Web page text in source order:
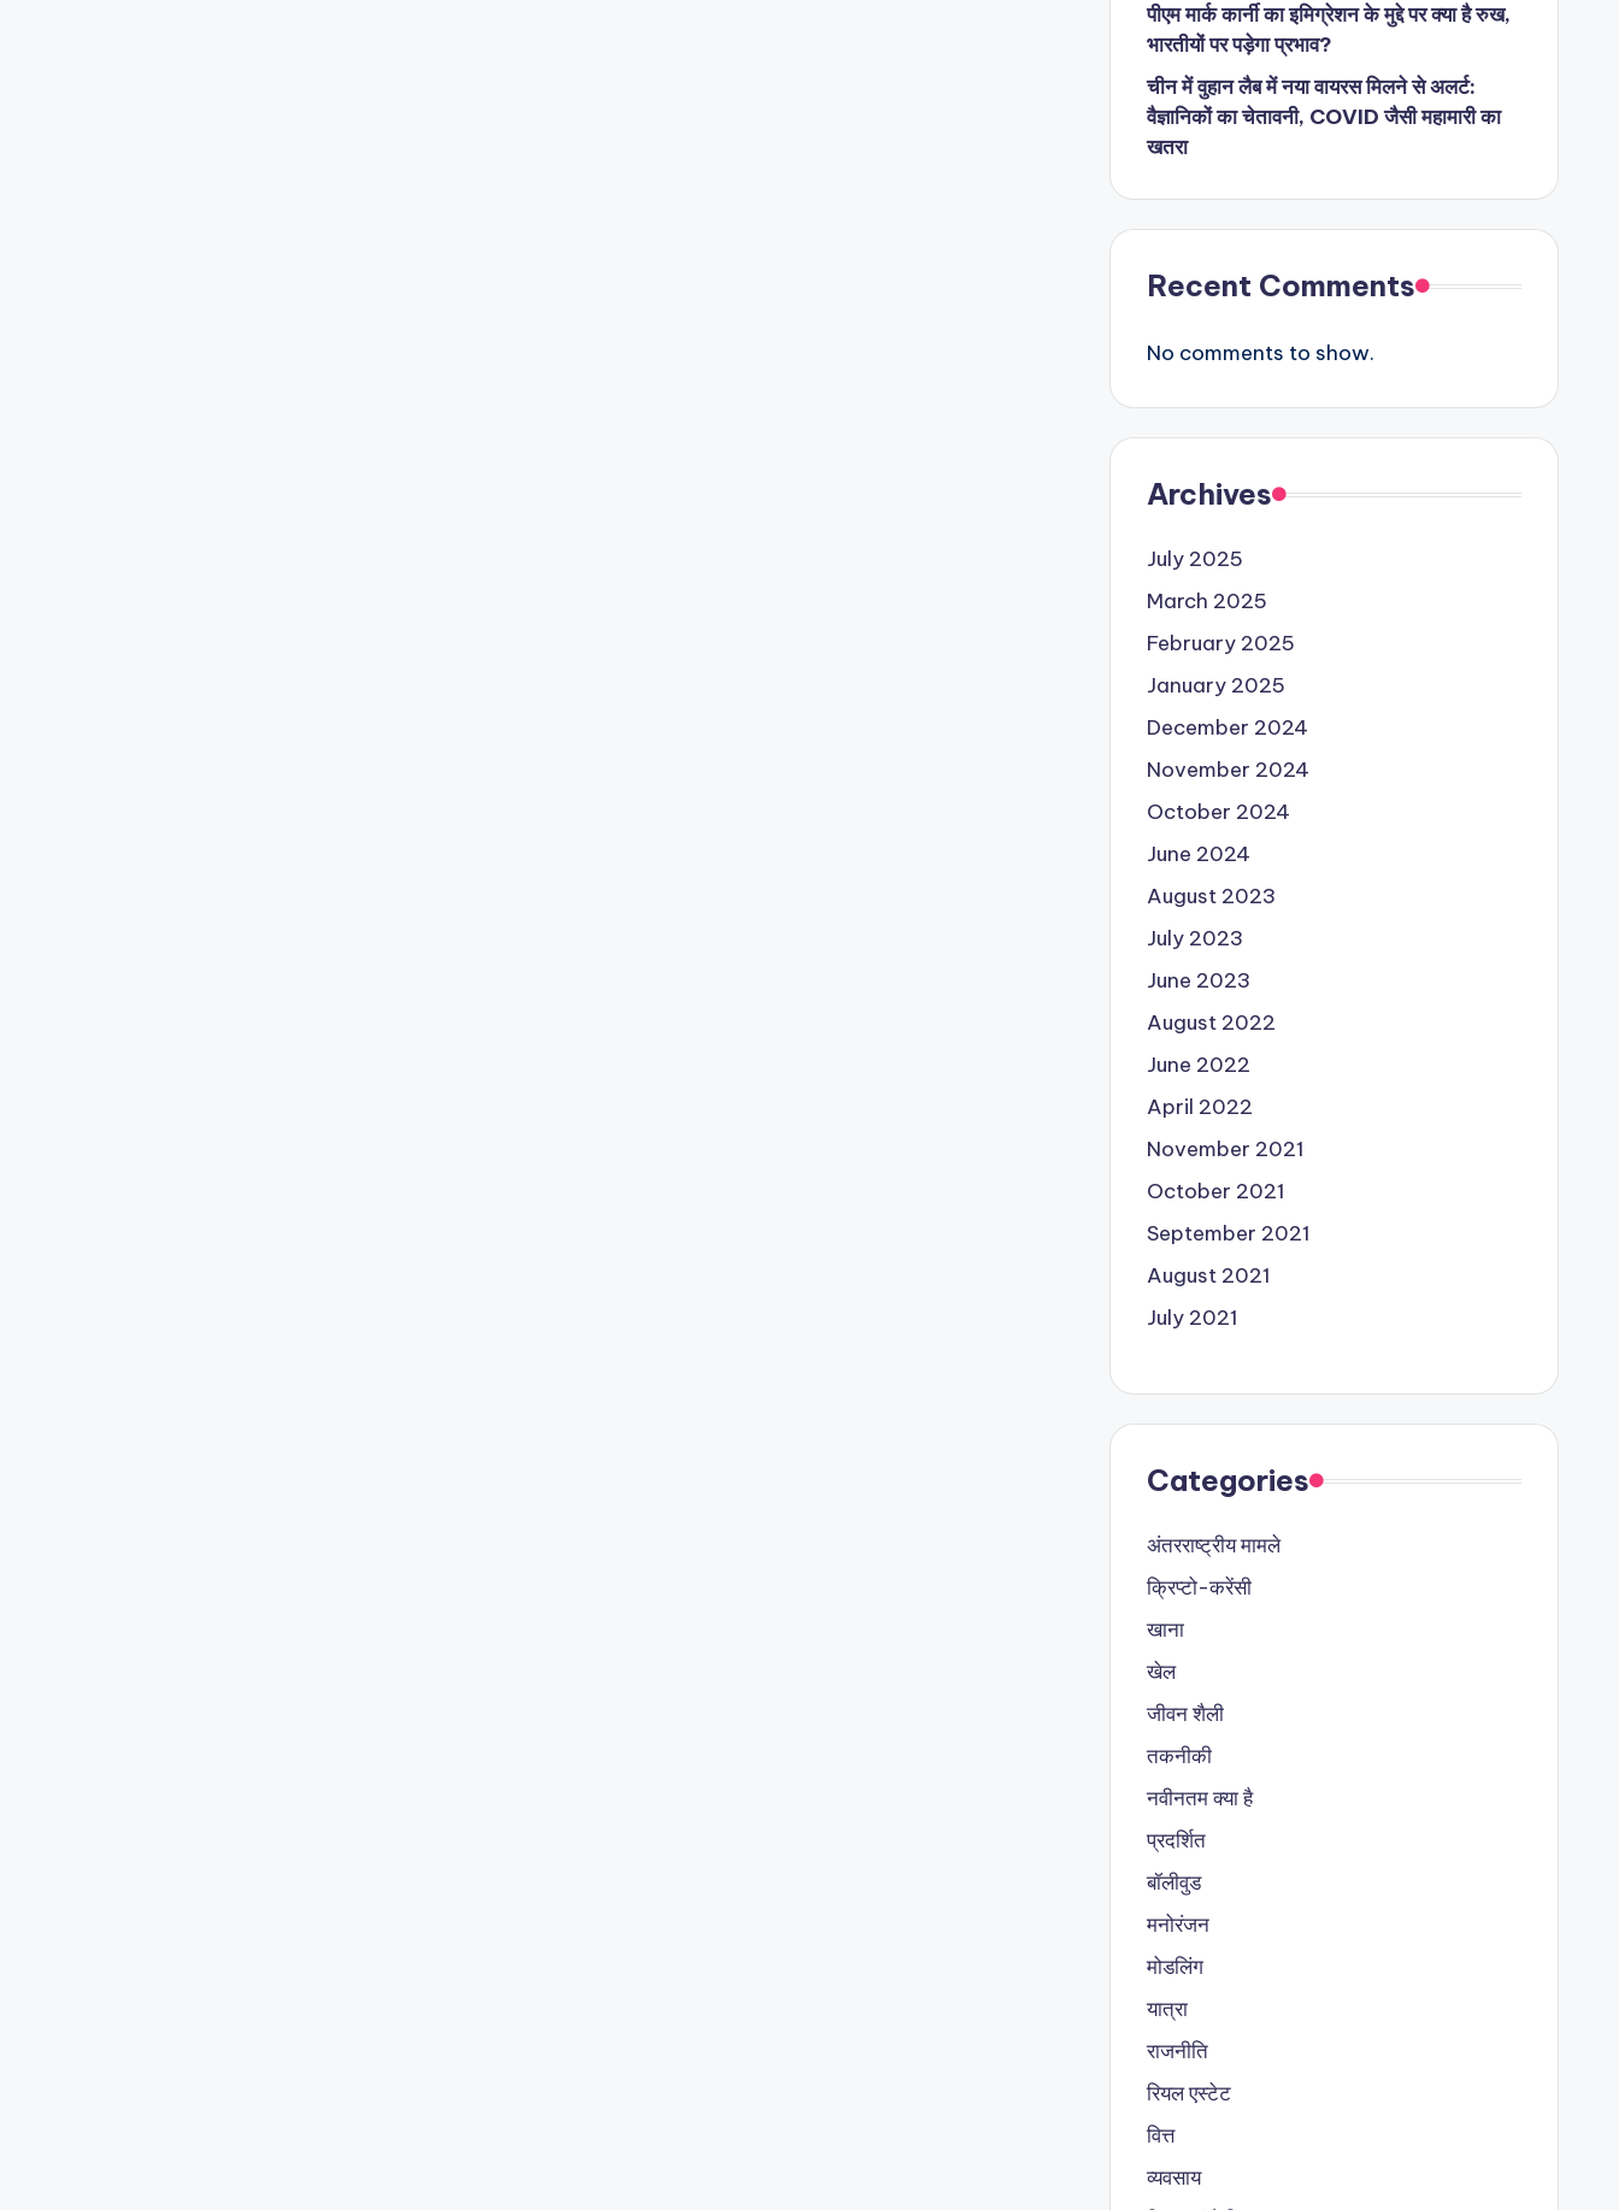
पीएम मार्क कार्नी का इमिग्रेशन के मुद्दे पर क्या है रुख,
भारतीयों पर पड़ेगा प्रभाव?
चीन में वुहान लैब में नया वायरस मिलने से अलर्ट:
वैज्ञानिकों का चेतावनी, COVID जैसी महामारी का
खतरा
Recent Comments
No comments to show.
Archives
July 2025
March 2025
February 2025
January 2025
December 2024
November 2024
October 2024
June 2024
August 2023
July 2023
June 2023
August 2022
June 2022
April 2022
November 2021
October 2021
September 2021
August 2021
July 2021
Categories
अंतरराष्ट्रीय मामले
क्रिप्टो-करेंसी
खाना
खेल
जीवन शैली
तकनीकी
नवीनतम क्या है
प्रदर्शित
बॉलीवुड
मनोरंजन
मोडलिंग
यात्रा
राजनीति
रियल एस्टेट
वित्त
व्यवसाय